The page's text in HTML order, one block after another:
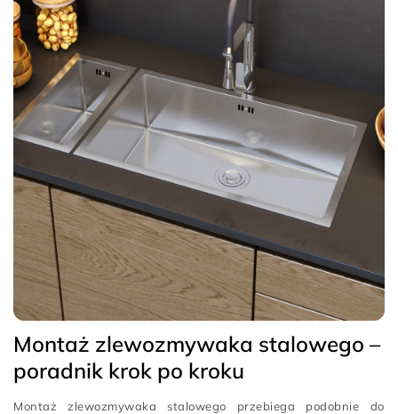
Montaż zlewozmywaka stalowego –
poradnik krok po kroku
Montaż zlewozmywaka stalowego przebiega podobnie do